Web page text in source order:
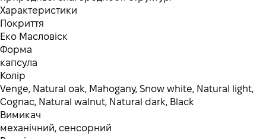
Характеристики
Покриття
Еко Масловіск
Форма
капсула
Колір
Venge, Natural oak, Mahogany, Snow white, Natural light,
Cognac, Natural walnut, Natural dark, Black
Вимикач
механічний, сенсорний